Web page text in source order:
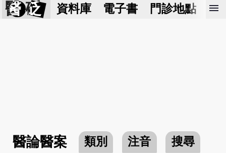
醫 砭 資料庫 電子書 門診地點 預
menu
醫論醫案 類別 注音
搜尋